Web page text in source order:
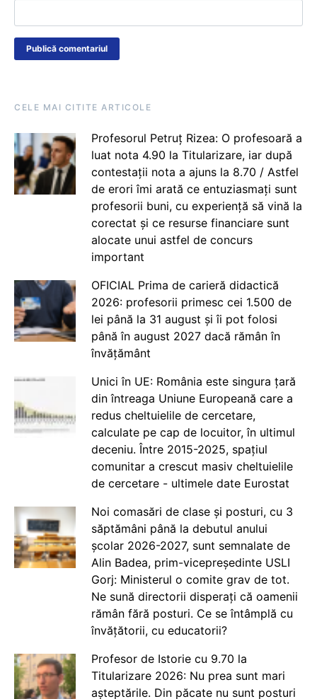
CELE MAI CITITE ARTICOLE
Profesorul Petruț Rizea: O profesoară a
luat nota 4.90 la Titularizare, iar după
contestații nota a ajuns la 8.70 / Astfel
de erori îmi arată ce entuziasmați sunt
profesorii buni, cu experiență să vină la
corectat și ce resurse financiare sunt
alocate unui astfel de concurs
important
OFICIAL Prima de carieră didactică
2026: profesorii primesc cei 1.500 de
lei până la 31 august și îi pot folosi
până în august 2027 dacă rămân în
învățământ
Unici în UE: România este singura țară
din întreaga Uniune Europeană care a
redus cheltuielile de cercetare,
calculate pe cap de locuitor, în ultimul
deceniu. Între 2015-2025, spațiul
comunitar a crescut masiv cheltuielile
de cercetare - ultimele date Eurostat
Noi comasări de clase și posturi, cu 3
săptămâni până la debutul anului
școlar 2026-2027, sunt semnalate de
Alin Badea, prim-vicepreședinte USLI
Gorj: Ministerul o comite grav de tot.
Ne sună directorii disperați că oamenii
rămân fără posturi. Ce se întâmplă cu
învățătorii, cu educatorii?
Profesor de Istorie cu 9.70 la
Titularizare 2026: Nu prea sunt mari
așteptările. Din păcate nu sunt posturi